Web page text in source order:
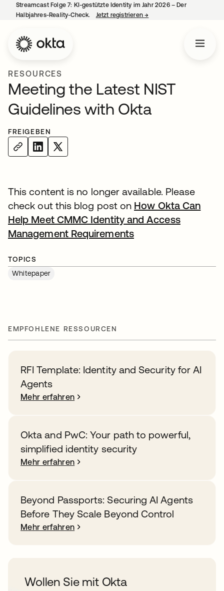
Streamcast Folge 7: KI-gestützte Identity im Jahr 2026 – Der
Halbjahres-Reality-Check.
Jetzt registrieren→
RESOURCES
Meeting the Latest NIST
Guidelines with Okta
FREIGEBEN
This content is no longer available. Please
check out this blog post on How Okta Can
Help Meet CMMC Identity and Access
Management Requirementswird in einer
TOPICS
Whitepaper
EMPFOHLENE RESSOURCEN
RFI Template: Identity and Security for AI
Agents
Mehr erfahren
Okta and PwC: Your path to powerful,
simplified identity security
Mehr erfahren
Beyond Passports: Securing AI Agents
Before They Scale Beyond Control
Mehr erfahren
Wollen Sie mit Okta